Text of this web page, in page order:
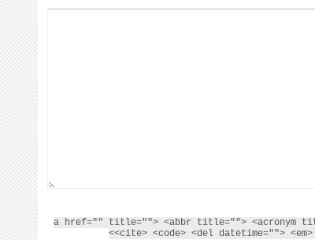
<a href="" title=""> <abbr title=""> <acronym
<cite> <code> <del datetime="">